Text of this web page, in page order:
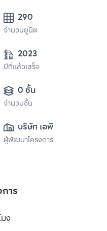
290
จำนวนยูนิต
2023
ปีที่แล้วเสร็จ
0 ชั้น
จำนวนชั้น
บริษัท เอพี (ไทย
แลนด์)
ผู้พัฒนาโครงการ
าร
ง